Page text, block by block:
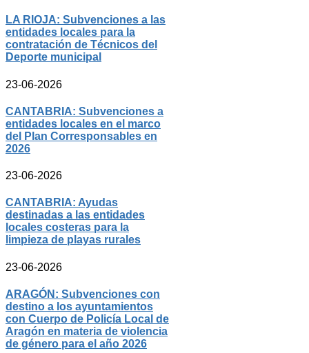
LA RIOJA: Subvenciones a las
entidades locales para la
contratación de Técnicos del
Deporte municipal
23-06-2026
CANTABRIA: Subvenciones a
entidades locales en el marco
del Plan Corresponsables en
2026
23-06-2026
CANTABRIA: Ayudas
destinadas a las entidades
locales costeras para la
limpieza de playas rurales
23-06-2026
ARAGÓN: Subvenciones con
destino a los ayuntamientos
con Cuerpo de Policía Local de
Aragón en materia de violencia
de género para el año 2026